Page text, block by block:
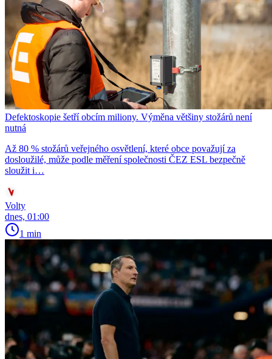
Defektoskopie šetří obcím miliony. Výměna většiny stožárů není
nutná
Až 80 % stožárů veřejného osvětlení, které obce považují za
dosloužilé, může podle měření společnosti ČEZ ESL bezpečně
sloužit i…
Volty
dnes, 01:00
1 min